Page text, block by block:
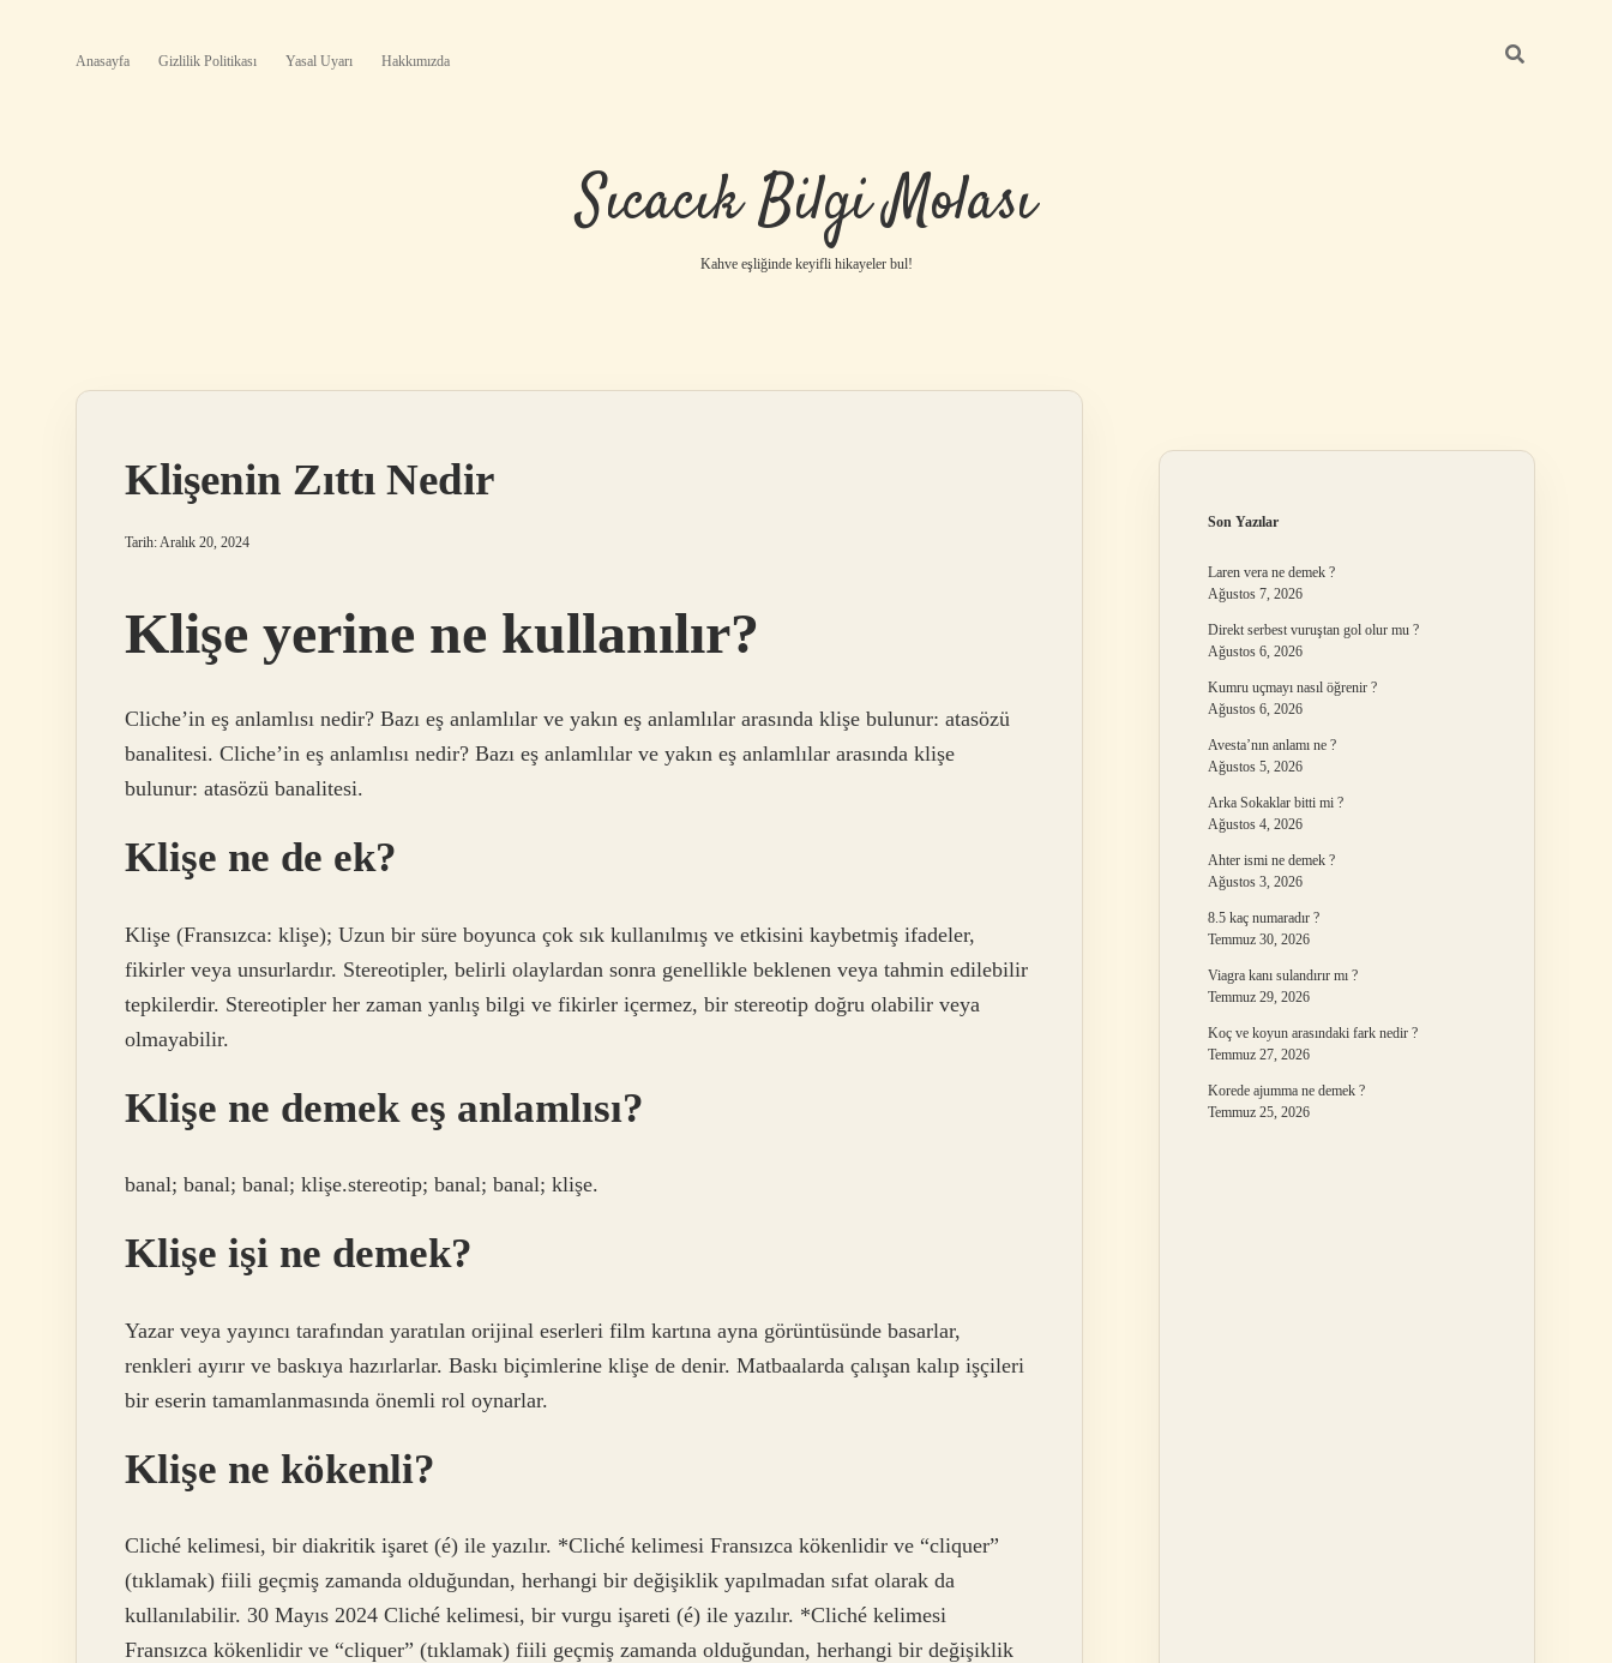
Anasayfa Gizlilik Politikası Yasal Uyarı Hakkımızda
Sıcacık Bilgi Molası
Kahve eşliğinde keyifli hikayeler bul!
Klişenin Zıttı Nedir
Tarih: Aralık 20, 2024
Klişe yerine ne kullanılır?
Cliche’in eş anlamlısı nedir? Bazı eş anlamlılar ve yakın eş anlamlılar arasında klişe bulunur: atasözü
banalitesi. Cliche’in eş anlamlısı nedir? Bazı eş anlamlılar ve yakın eş anlamlılar arasında klişe
bulunur: atasözü banalitesi.
Klişe ne de ek?
Klişe (Fransızca: klişe); Uzun bir süre boyunca çok sık kullanılmış ve etkisini kaybetmiş ifadeler,
fikirler veya unsurlardır. Stereotipler, belirli olaylardan sonra genellikle beklenen veya tahmin edilebilir
tepkilerdir. Stereotipler her zaman yanlış bilgi ve fikirler içermez, bir stereotip doğru olabilir veya
olmayabilir.
Klişe ne demek eş anlamlısı?
banal; banal; banal; klişe.stereotip; banal; banal; klişe.
Klişe işi ne demek?
Yazar veya yayıncı tarafından yaratılan orijinal eserleri film kartına ayna görüntüsünde basarlar,
renkleri ayırır ve baskıya hazırlarlar. Baskı biçimlerine klişe de denir. Matbaalarda çalışan kalıp işçileri
bir eserin tamamlanmasında önemli rol oynarlar.
Klişe ne kökenli?
Cliché kelimesi, bir diakritik işaret (é) ile yazılır. *Cliché kelimesi Fransızca kökenlidir ve “cliquer”
(tıklamak) fiili geçmiş zamanda olduğundan, herhangi bir değişiklik yapılmadan sıfat olarak da
kullanılabilir. 30 Mayıs 2024 Cliché kelimesi, bir vurgu işareti (é) ile yazılır. *Cliché kelimesi
Fransızca kökenlidir ve “cliquer” (tıklamak) fiili geçmiş zamanda olduğundan, herhangi bir değişiklik
Son Yazılar
Laren vera ne demek ?
Ağustos 7, 2026
Direkt serbest vuruştan gol olur mu ?
Ağustos 6, 2026
Kumru uçmayı nasıl öğrenir ?
Ağustos 6, 2026
Avesta’nın anlamı ne ?
Ağustos 5, 2026
Arka Sokaklar bitti mi ?
Ağustos 4, 2026
Ahter ismi ne demek ?
Ağustos 3, 2026
8.5 kaç numaradır ?
Temmuz 30, 2026
Viagra kanı sulandırır mı ?
Temmuz 29, 2026
Koç ve koyun arasındaki fark nedir ?
Temmuz 27, 2026
Korede ajumma ne demek ?
Temmuz 25, 2026